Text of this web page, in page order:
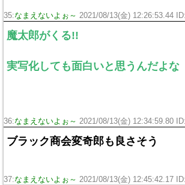
35:なまえないよぉ～ 2021/08/13(金) 12:26:53.44
魔太郎がくる!!
実写化しても面白いと思うんだよな
36:なまえないよぉ～ 2021/08/13(金) 12:34:59.80
ブラック商会変奇郎も良さそう
37:なまえないよぉ～ 2021/08/13(金) 12:45:42.17